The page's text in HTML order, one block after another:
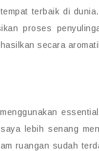
terbaik di
proses
secara
lebih senang
ruangan sudah